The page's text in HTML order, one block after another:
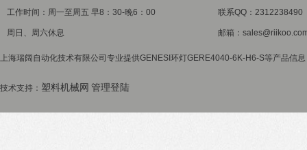
工作时间：周一至周五 早8：30-晚6：00
周日、周六休息
联系QQ：2312238490
邮箱：
上海瑞阔自动化技术有限公司专业提供GENESI环灯GERE4040-6K-H6-S等产品信
技术支持： 塑料机械网 管理登陆